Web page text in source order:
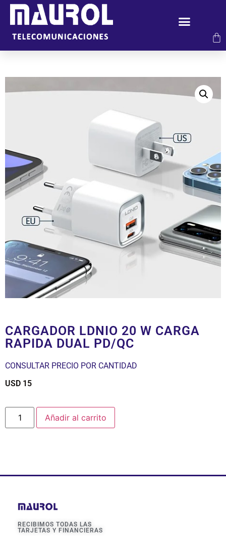
CARGADOR LDNIO 20 W CARGA
RAPIDA DUAL PD/QC
CONSULTAR PRECIO POR CANTIDAD
USD 15
Añadir al carrito
RECIBIMOS TODAS LAS
TARJETAS Y FINANCIERAS